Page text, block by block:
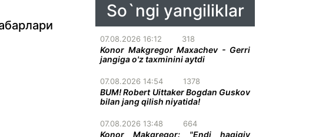
So`ngi yangiliklar
07.08.2026 16:12 318
Konor Makgregor Maxachev - Gerri
jangiga o'z taxminini aytdi
07.08.2026 14:54 1378
BUM! Robert Uittaker Bogdan Guskov
bilan jang qilish niyatida!
07.08.2026 13:48 664
Konor Makgregor: "Endi haqiqiy